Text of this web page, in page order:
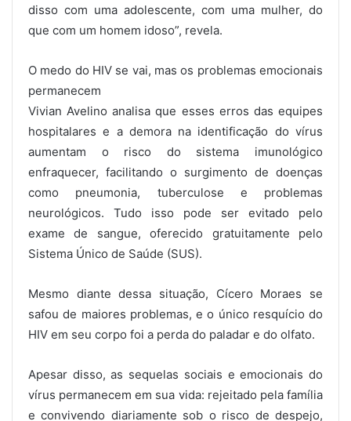
disso com uma adolescente, com uma mulher, do
que com um homem idoso”, revela.
O medo do HIV se vai, mas os problemas emocionais
permanecem
Vivian Avelino analisa que esses erros das equipes
hospitalares e a demora na identificação do vírus
aumentam o risco do sistema imunológico
enfraquecer, facilitando o surgimento de doenças
como pneumonia, tuberculose e problemas
neurológicos. Tudo isso pode ser evitado pelo
exame de sangue, oferecido gratuitamente pelo
Sistema Único de Saúde (SUS).
Mesmo diante dessa situação, Cícero Moraes se
safou de maiores problemas, e o único resquício do
HIV em seu corpo foi a perda do paladar e do olfato.
Apesar disso, as sequelas sociais e emocionais do
vírus permanecem em sua vida: rejeitado pela família
e convivendo diariamente sob o risco de despejo,